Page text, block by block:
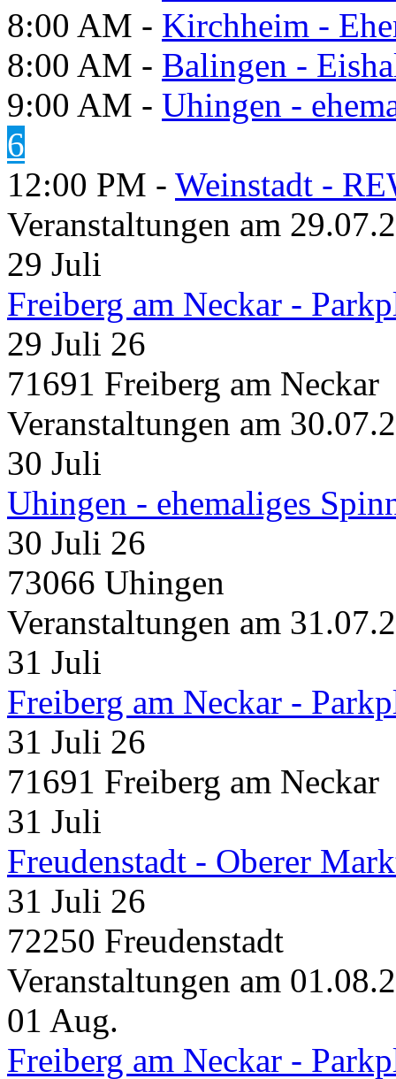
8:00 AM - Kirchheim -
8:00 AM - Balingen -
9:00 AM - Uhingen -
6
12:00 PM - Weinstadt -
Veranstaltungen am
29 Juli
Freiberg am Neckar -
29 Juli 26
71691 Freiberg am Neckar
Veranstaltungen am
30 Juli
Uhingen - ehemaliges
30 Juli 26
73066 Uhingen
Veranstaltungen am
31 Juli
Freiberg am Neckar -
31 Juli 26
71691 Freiberg am Neckar
31 Juli
Freudenstadt - Oberer
31 Juli 26
72250 Freudenstadt
Veranstaltungen am
01 Aug.
Freiberg am Neckar -